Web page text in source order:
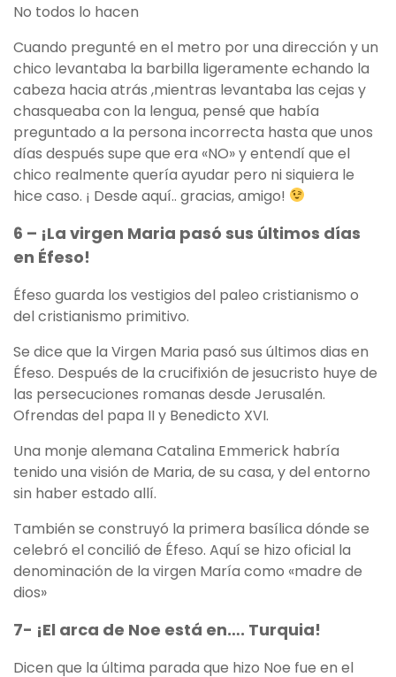
No todos lo hacen
Cuando pregunté en el metro por una dirección y un
chico levantaba la barbilla ligeramente echando la
cabeza hacia atrás ,mientras levantaba las cejas y
chasqueaba con la lengua, pensé que había
preguntado a la persona incorrecta hasta que unos
días después supe que era «NO» y entendí que el
chico realmente quería ayudar pero ni siquiera le
hice caso. ¡ Desde aquí.. gracias, amigo!
6 – ¡La virgen Maria pasó sus últimos días
en Éfeso!
Éfeso guarda los vestigios del paleo cristianismo o
del cristianismo primitivo.
Se dice que la Virgen Maria pasó sus últimos dias en
Éfeso. Después de la crucifixión de jesucristo huye de
las persecuciones romanas desde Jerusalén.
Ofrendas del papa II y Benedicto XVI.
Una monje alemana Catalina Emmerick habría
tenido una visión de Maria, de su casa, y del entorno
sin haber estado allí.
También se construyó la primera basílica dónde se
celebró el concilió de Éfeso. Aquí se hizo oficial la
denominación de la virgen María como «madre de
dios»
7- ¡El arca de Noe está en…. Turquia!
Dicen que la última parada que hizo Noe fue en el